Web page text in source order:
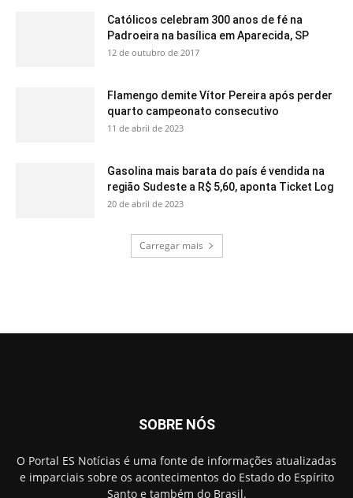
Católicos celebram 300 anos de fé na
Padroeira na basílica em Aparecida, SP
12 de outubro de 2017
Flamengo demite Vítor Pereira após perder
quarto campeonato consecutivo
11 de abril de 2023
Gasolina mais barata do país é vendida na
região Sudeste a R$ 5,60, aponta Ticket Log
20 de abril de 2023
Carregar mais
SOBRE NÓS
O Portal ES Notícias é uma fonte de informações atualizadas
e imparciais sobre os acontecimentos do Estado do Espírito
Santo e também do Brasil.